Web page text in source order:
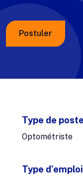
Postuler
Type de poste
Optométriste
Type d’emploi